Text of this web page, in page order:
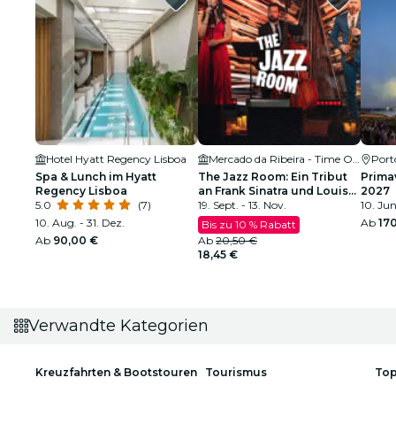
Hotel Hyatt Regency Lisboa
Spa & Lunch im Hyatt
Regency Lisboa
5.0
(7)
10. Aug. - 31. Dez.
Ab 90,00 €
The Jazz Room: Ein Tribut
an Frank Sinatra und Louis
Armstrong
19. Sept. - 13. Nov.
Bis zu 10 % Rabatt
Ab 20,50 €
18,45 €
2027
10.
Ab
Verwandte Kategorien
Kreuzfahrten & Bootstouren Tourismus